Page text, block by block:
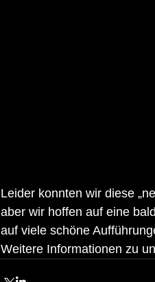
Leider konnten wir diese
aber wir hoffen auf eine
auf viele schöne
Weitere Informationen zu